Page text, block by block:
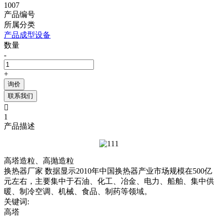
1007
产品编号
所属分类
产品成型设备
数量
-
+
询价
联系我们

1
产品描述
高塔造粒、高抛造粒
换热器厂家 数据显示2010年中国换热器产业市场规模在500亿
元左右，主要集中于石油、化工、冶金、电力、船舶、集中供
暖、制冷空调、机械、食品、制药等领域。
关键词:
高塔